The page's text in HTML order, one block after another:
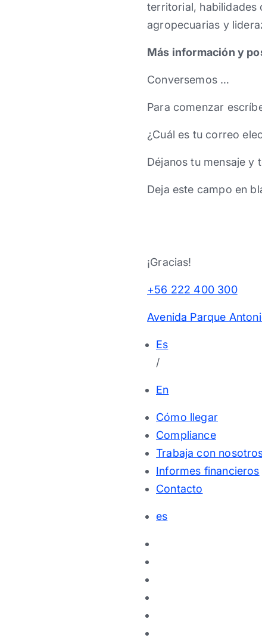
territorial, habilidades
agropecuarias y
Más información y
Conversemos …
Para comenzar
¿Cuál es tu correo
Déjanos tu mensaje y
Deja este campo en
¡Gracias!
+56 222 400 300
Avenida Parque
Es
/
En
Cómo llegar
Compliance
Trabaja con
Informes financieros
Contacto
es